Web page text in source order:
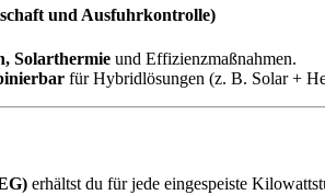
und Ausfuhrkontrolle)
Solarthermie und Effizienzmaßnahmen.
für Hybridlösungen (z. B. Solar +
erhältst du für jede eingespeiste